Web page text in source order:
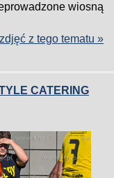
wiosną
z tego tematu »
CATERING